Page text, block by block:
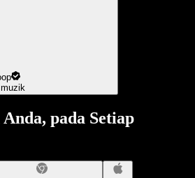
muzik
pada Setiap